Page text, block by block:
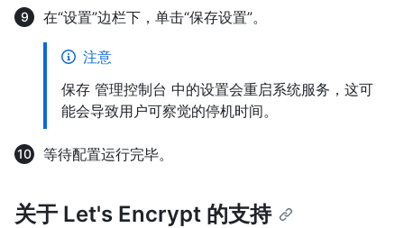
在“设置”边栏下，单击“保存设置”。
注意
保存 管理控制台 中的设置会重启系统服务，这可
能会导致用户可察觉的停机时间。
等待配置运行完毕。
关于 Let's Encrypt 的支持